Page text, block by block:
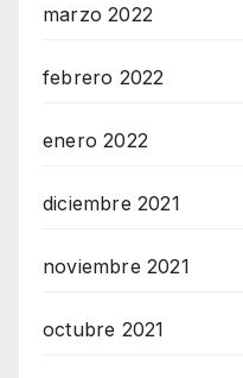
marzo 2022
febrero 2022
enero 2022
diciembre 2021
noviembre 2021
octubre 2021